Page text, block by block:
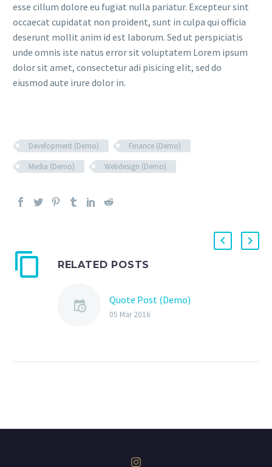
esse cillum dolore eu fugiat nulla pariatur. Excepteur sint
occaecat cupidatat non proident, sunt in culpa qui officia
deserunt mollit anim id est laborum. Sed ut perspiciatis
unde omnis iste natus error sit voluptatem Lorem ipsum
dolor sit amet, consectetur adi pisicing elit, sed do
eiusmod aute irure dolor in.
Development (Demo)
Finance (Demo)
Media (Demo)
Webdesign (Demo)
RELATED POSTS
Quote Post (Demo)
05 Mar 2016